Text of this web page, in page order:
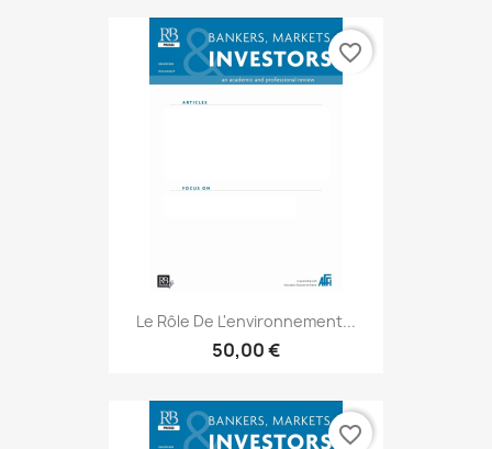
Le Rôle De L'environnement...
50,00 €
favorite_border
favorite_border